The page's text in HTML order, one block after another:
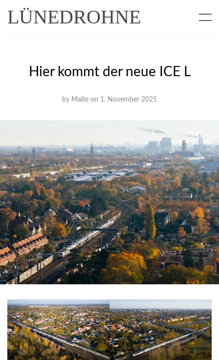
LÜNEDROHNE
Hier kommt der neue ICE L
by Malte on 1. November 2025